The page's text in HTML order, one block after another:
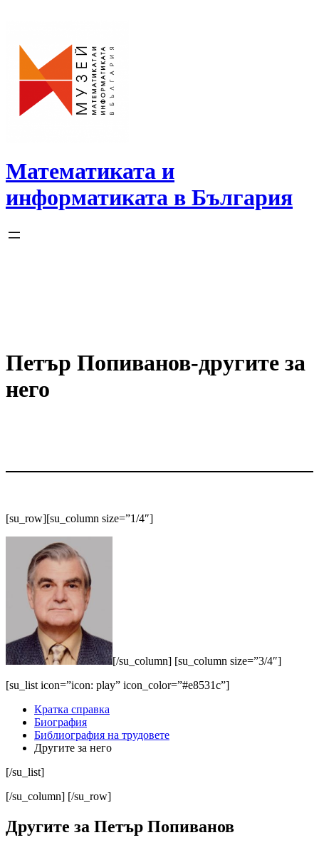
Математиката и
информатиката в България
Петър Попиванов-другите за
него
[su_row][su_column size=”1/4″]
[/su_column] [su_column size=”3/4″]
[su_list icon=”icon: play” icon_color=”#e8531c”]
Кратка справка
Биография
Библиография на трудовете
Другите за него
[/su_list]
[/su_column] [/su_row]
Другите за Петър Попиванов